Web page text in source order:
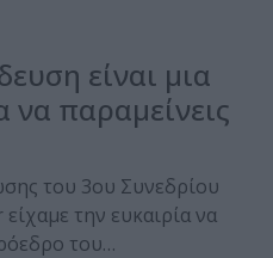
είναι μια
να παραμείνεις
του 3ου Συνεδρίου
την ευκαιρία να
του…